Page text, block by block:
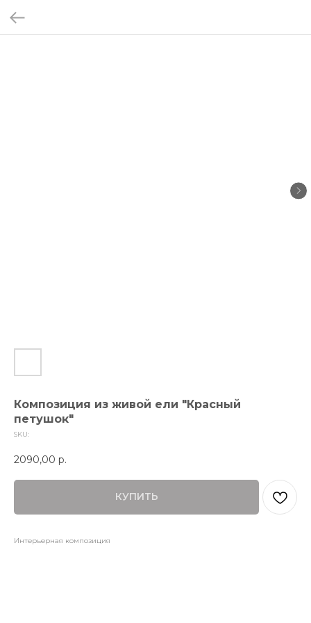
Композиция из живой ели "Красный
петушок"
SKU:
2090,00 р.
КУПИТЬ
Интерьерная композиция